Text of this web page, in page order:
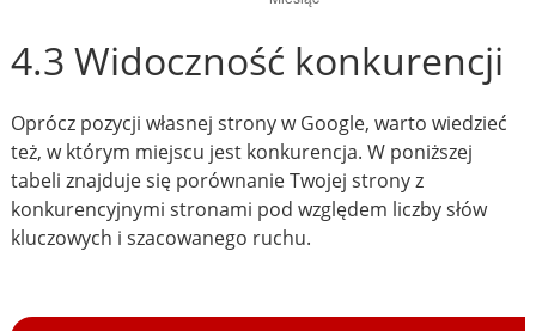
4.3 Widoczność konkurencji
Oprócz pozycji własnej strony w Google, warto wiedzieć
też, w którym miejscu jest konkurencja. W poniższej
tabeli znajduje się porównanie Twojej strony z
konkurencyjnymi stronami pod względem liczby słów
kluczowych i szacowanego ruchu.